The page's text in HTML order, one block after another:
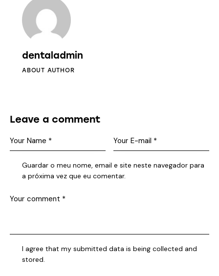
dentaladmin
ABOUT AUTHOR
Leave a comment
Guardar o meu nome, email e site neste navegador para
a próxima vez que eu comentar.
I agree that my submitted data is being collected and
stored.